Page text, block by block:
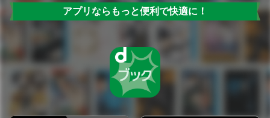
アプリならもっと便利で快適に！